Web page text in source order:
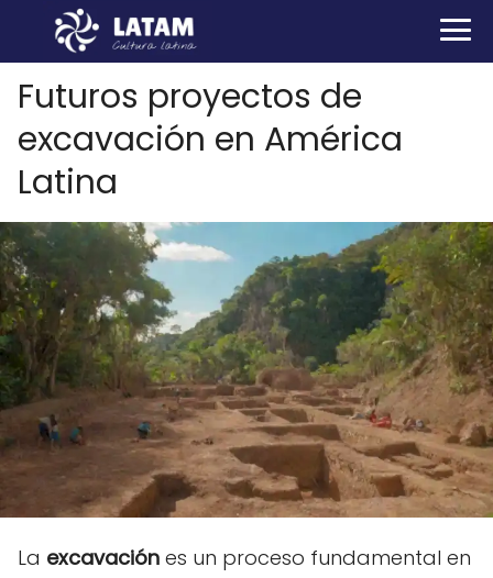
Futuros proyectos de
excavación en América
Latina
La excavación es un proceso fundamental en